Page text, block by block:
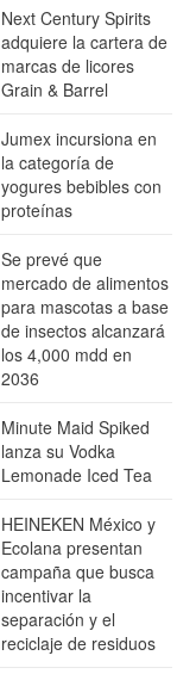
Next Century Spirits
adquiere la cartera de
marcas de licores
Grain & Barrel
Jumex incursiona en
la categoría de
yogures bebibles con
proteínas
Se prevé que
mercado de alimentos
para mascotas a base
de insectos alcanzará
los 4,000 mdd en
2036
Minute Maid Spiked
lanza su Vodka
Lemonade Iced Tea
HEINEKEN México y
Ecolana presentan
campaña que busca
incentivar la
separación y el
reciclaje de residuos